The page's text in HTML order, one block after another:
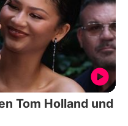
Tom Holland und